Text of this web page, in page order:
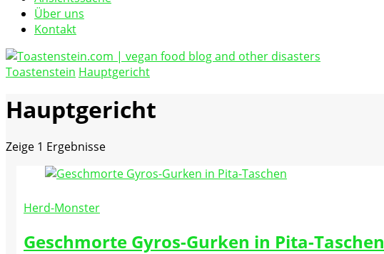
Über uns
Kontakt
Toastenstein.com
Toastenstein Hauptgericht
Hauptgericht
Zeige 1 Ergebnisse
Herd-Monster
Geschmorte Gyros-Gurken in Pita-Taschen